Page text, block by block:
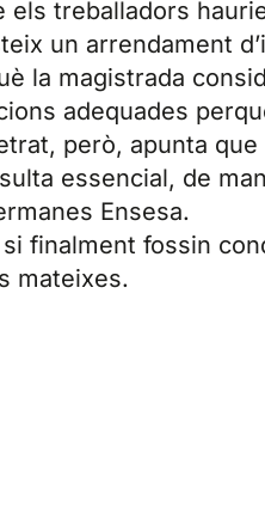
treballadors
un arrendament
la magistrada
adequades
però, apunta
essencial, de
Ensesa.
finalment fossin
mateixes.